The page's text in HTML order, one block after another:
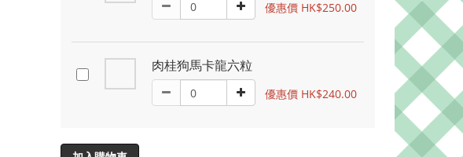
優惠價 HK$250.00
肉桂狗馬卡龍六粒
優惠價 HK$240.00